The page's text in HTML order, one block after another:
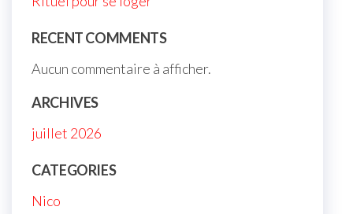
RECENT COMMENTS
Aucun commentaire à afficher.
ARCHIVES
juillet 2026
CATEGORIES
Nico